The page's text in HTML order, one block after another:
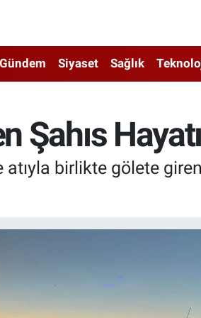
Gündem Siyaset Sağlık
Şahıs
atıyla birlikte gölete